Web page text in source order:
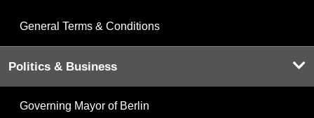
General Terms & Conditions
Politics & Business
Governing Mayor of Berlin